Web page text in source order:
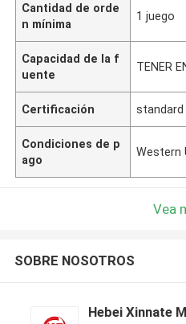
Cantidad de orde
n mínima
1 juego
Capacidad de la f
uente
TENER
Certificación standard
Condiciones de p
ago
Western
Vea
SOBRE NOSOTROS
Hebei Xinnate